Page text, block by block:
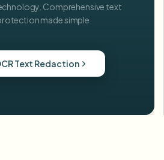
Comprehensive text
made simple.
Text Redaction